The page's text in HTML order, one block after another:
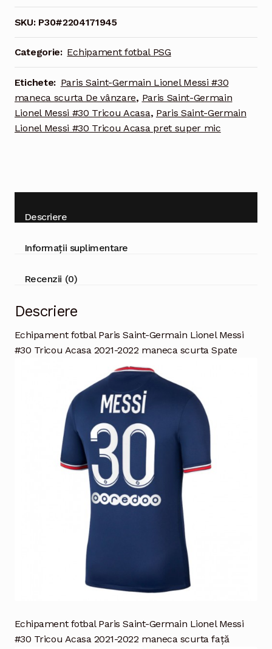
Messi
Acasa
2021-
2022
SKU: P30#2204171945
Categorie: Echipament fotbal PSG
Etichete: Paris Saint-Germain Lionel Messi #30
maneca scurta De vânzare, Paris Saint-Germain
Lionel Messi #30 Tricou Acasa, Paris Saint-Germain
Lionel Messi #30 Tricou Acasa pret super mic
Descriere
Informații suplimentare
Recenzii (0)
Descriere
Echipament fotbal Paris Saint-Germain Lionel Messi
#30 Tricou Acasa 2021-2022 maneca scurta Spate
Echipament fotbal Paris Saint-Germain Lionel Messi
#30 Tricou Acasa 2021-2022 maneca scurta față